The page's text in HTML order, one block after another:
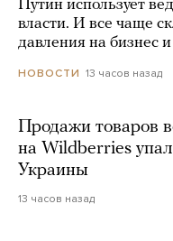
Путин использует
власти. И все чаще
давления на бизнес
НОВОСТИ 13 часов назад
Продажи товаров
на Wildberries
Украины
13 часов назад